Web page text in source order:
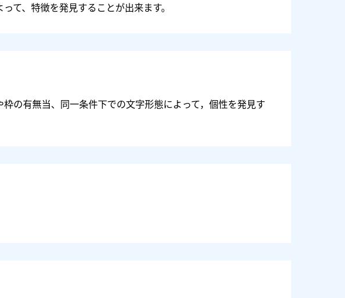
て、特徴を発見することが出来ます。
の有無当、同一条件下での文字形態によって，個性を発見す